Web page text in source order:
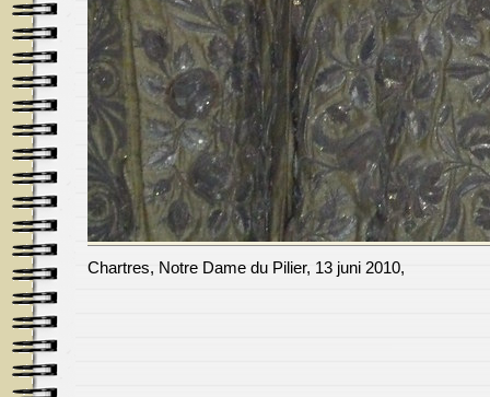
Chartres, Notre Dame du Pilier, 13 juni 2010,